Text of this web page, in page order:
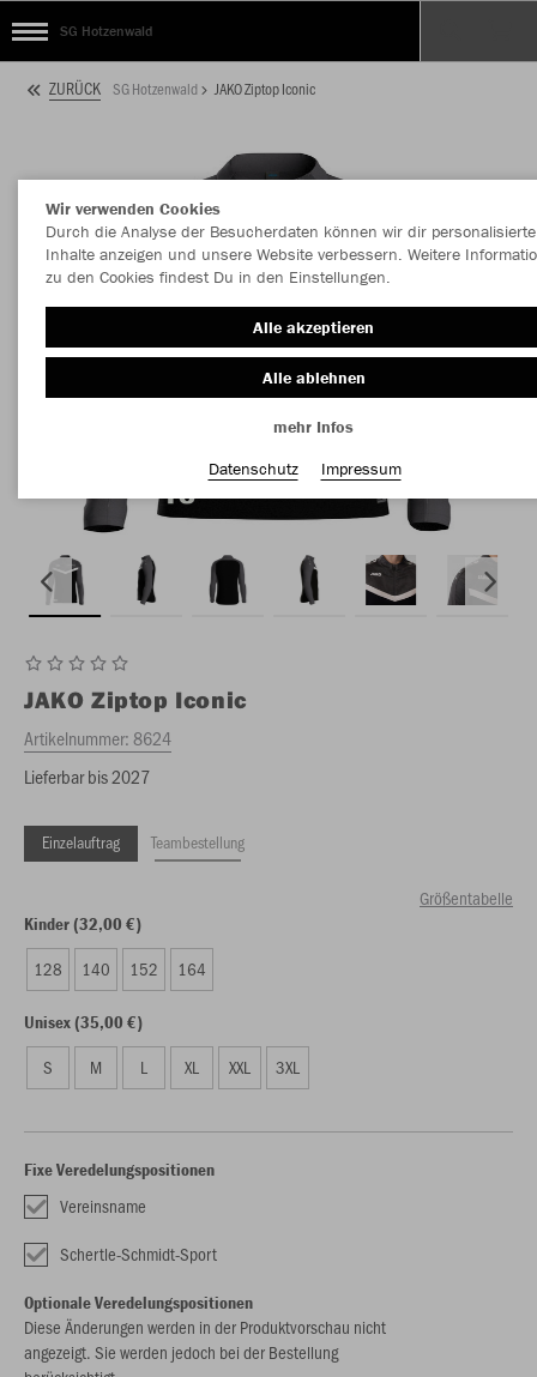
SG Hotzenwald
ZURÜCK SG Hotzenwald JAKO Ziptop Iconic
JAKO Ziptop Iconic
Artikelnummer:8624
Lieferbar bis 2027
Einzelauftrag Teambestellung
Größentabelle
Kinder (32,00 €)
128 140 152 164
Unisex (35,00 €)
S M L XL XXL 3XL
Fixe Veredelungspositionen
Vereinsname
Schertle-Schmidt-Sport
Optionale Veredelungspositionen
Diese Änderungen werden in der Produktvorschau nicht
angezeigt. Sie werden jedoch bei der Bestellung
Wir verwenden Cookies
Durch die Analyse der Besucherdaten können wir dir personalisierte
Inhalte anzeigen und unsere Website verbessern. Weitere
zu den Cookies findest Du in den Einstellungen.
Alle akzeptieren
Alle ablehnen
mehr Infos
Datenschutz
Impressum